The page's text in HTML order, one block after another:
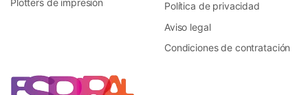
Política de privacidad
Aviso legal
Condiciones de contratación